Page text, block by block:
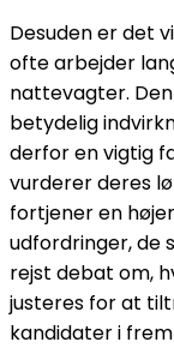
Desuden er det
ofte arbejder
nattevagter.
betydelig
derfor en vigtig
vurderer deres
fortjener en
udfordringer, de
rejst debat om,
justeres for at
kandidater i